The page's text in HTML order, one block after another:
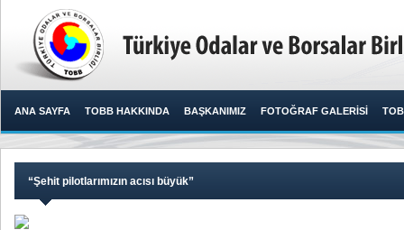
ANA SAYFA TOBB HAKKINDA BAŞKANIMIZ FOTOĞRAF GALERİSİ
“Şehit pilotlarımızın acısı büyük”